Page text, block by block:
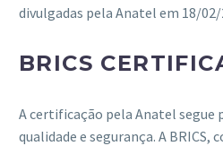
divulgadas pela Anatel em 18/02/
BRICS
A certificação pela Anatel segue
qualidade e segurança. A BRICS,